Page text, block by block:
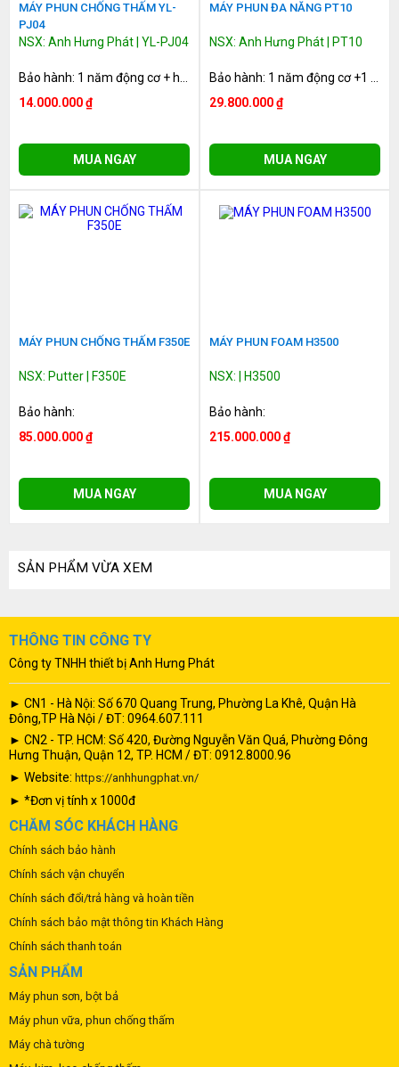
MÁY PHUN CHỐNG THẤM YL-
PJ04
NSX: Anh Hưng Phát | YL-PJ04
14.000.000 ₫
MUA NGAY
MÁY PHUN ĐA NĂNG PT10
NSX: Anh Hưng Phát | PT10
29.800.000 ₫
MUA NGAY
MÁY PHUN CHỐNG THẤM F350E
NSX: Putter | F350E
Bảo hành:
85.000.000 ₫
MUA NGAY
MÁY PHUN FOAM H3500
NSX: | H3500
Bảo hành:
215.000.000 ₫
MUA NGAY
SẢN PHẨM VỪA XEM
THÔNG TIN CÔNG TY
Công ty TNHH thiết bị Anh Hưng Phát
► CN1 - Hà Nội: Số 670 Quang Trung, Phường La Khê, Quận Hà
Đông,TP Hà Nội / ĐT: 0964.607.111
► CN2 - TP. HCM: Số 420, Đường Nguyễn Văn Quá, Phường Đông
Hưng Thuận, Quận 12, TP. HCM / ĐT: 0912.8000.96
► Website: https://anhhungphat.vn/
► *Đơn vị tính x 1000đ
CHĂM SÓC KHÁCH HÀNG
Chính sách bảo hành
Chính sách vận chuyển
Chính sách đổi/trả hàng và hoàn tiền
Chính sách bảo mật thông tin Khách Hàng
Chính sách thanh toán
SẢN PHẨM
Máy phun sơn, bột bả
Máy phun vữa, phun chống thấm
Máy chà tường